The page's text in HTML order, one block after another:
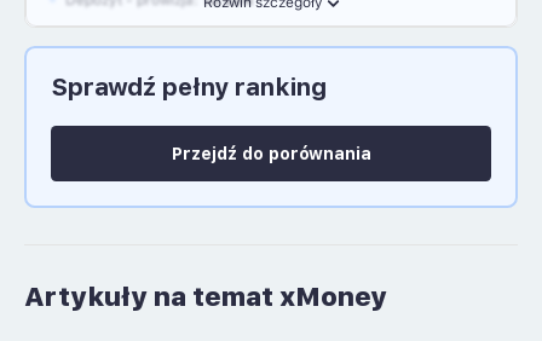
Język polski: NIE
Sprawdź pełny ranking
Przejdź do porównania
Artykuły na temat xMoney